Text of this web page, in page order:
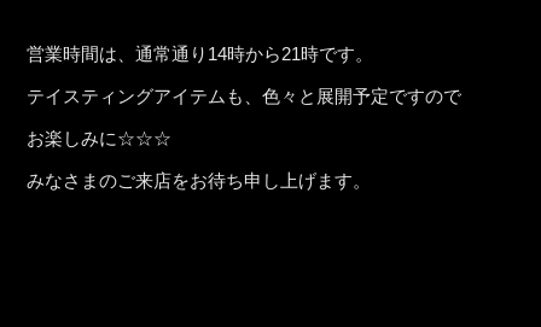
営業時間は、通常通り14時から21時です。
テイスティングアイテムも、色々と展開予定ですので
お楽しみに☆☆☆
みなさまのご来店をお待ち申し上げます。